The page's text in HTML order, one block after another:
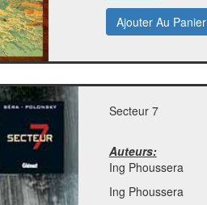
Ajouter Au Panier
Secteur 7
Auteurs:
Ing Phoussera
Ing Phoussera